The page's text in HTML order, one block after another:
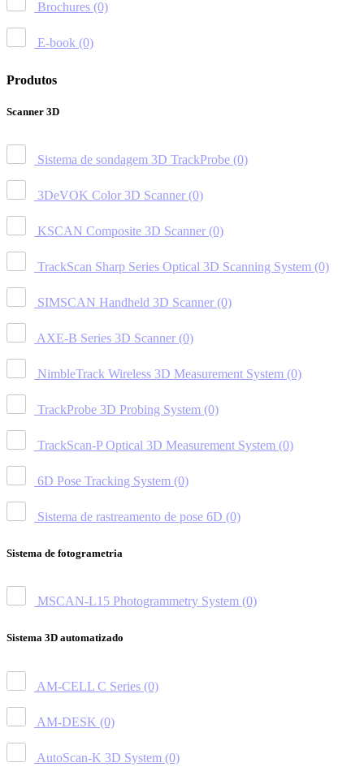
Brochures (0)
E-book (0)
Produtos
Scanner 3D
Sistema de sondagem 3D TrackProbe (0)
3DeVOK Color 3D Scanner (0)
KSCAN Composite 3D Scanner (0)
TrackScan Sharp Series Optical 3D Scanning System (0)
SIMSCAN Handheld 3D Scanner (0)
AXE-B Series 3D Scanner (0)
NimbleTrack Wireless 3D Measurement System (0)
TrackProbe 3D Probing System (0)
TrackScan-P Optical 3D Measurement System (0)
6D Pose Tracking System (0)
Sistema de rastreamento de pose 6D (0)
Sistema de fotogrametria
MSCAN-L15 Photogrammetry System (0)
Sistema 3D automatizado
AM-CELL C Series (0)
AM-DESK (0)
AutoScan-K 3D System (0)